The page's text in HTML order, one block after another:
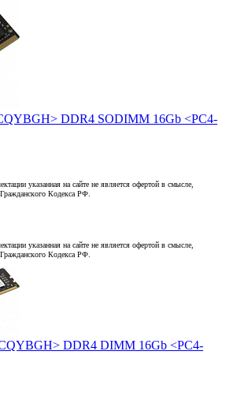
DDR4 SODIMM 16Gb <PC4-
указанная на сайте не является офертой в смысле,
Кодекса РФ.
указанная на сайте не является офертой в смысле,
Кодекса РФ.
DDR4 DIMM 16Gb <PC4-